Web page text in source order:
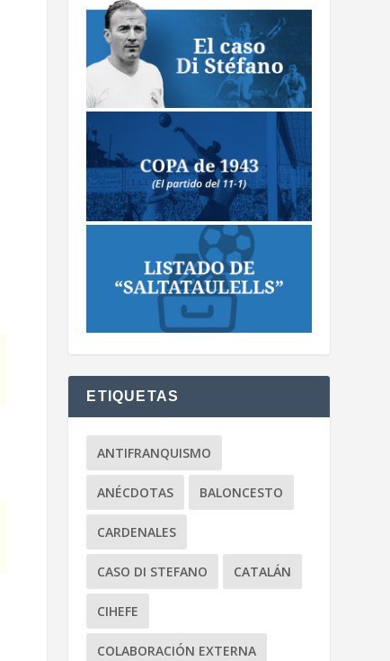
ETIQUETAS
ANTIFRANQUISMO
ANÉCDOTAS BALONCESTO
CARDENALES
CASO DI STEFANO CATALÁN
CIHEFE
COLABORACIÓN EXTERNA